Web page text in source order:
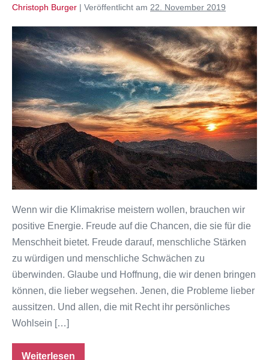
Christoph Burger | Veröffentlicht am 22. November 2019
Klimakrise:
Eine
positive
Perspektive
für
die
Menschheit
Wenn wir die Klimakrise meistern wollen, brauchen wir
positive Energie. Freude auf die Chancen, die sie für die
Menschheit bietet. Freude darauf, menschliche Stärken
zu würdigen und menschliche Schwächen zu
überwinden. Glaube und Hoffnung, die wir denen bringen
können, die lieber wegsehen. Jenen, die Probleme lieber
aussitzen. Und allen, die mit Recht ihr persönliches
Wohlsein […]
Weiterlesen